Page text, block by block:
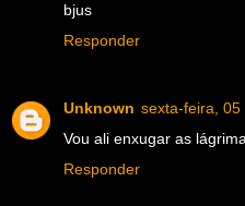
bjus
Responder
Unknown sexta-feira, 05
Vou ali enxugar as
Responder